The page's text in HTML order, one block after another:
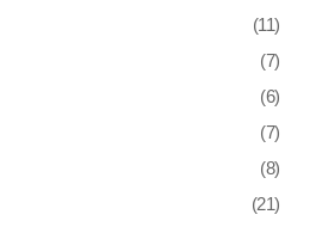
(11)
(7)
(6)
(7)
(8)
(21)